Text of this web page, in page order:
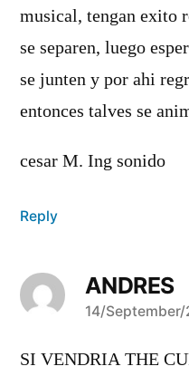
musical, tengan exito
se separen, luego
se junten y por ahi
entonces talves se
cesar M. Ing sonido
Reply
ANDRES
says:
14/
SI VENDRIA THE